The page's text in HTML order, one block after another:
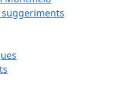
suggeriments